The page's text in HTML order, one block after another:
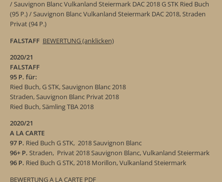
/Sauvignon Blanc Vulkanland Steiermark DAC 2018G STK Ried Buch
(95 P.) /Sauvignon Blanc Vulkanland Steiermark DAC 2018,Straden
Privat (94 P.)
FALSTAFF BEWERTUNG (anklicken)
2020/21
FALSTAFF
95 P. für:
Ried Buch, G STK, Sauvignon Blanc 2018
Straden, Sauvignon Blanc Privat 2018
Ried Buch, Sämling TBA 2018
2020/21
A LA CARTE
97 P. Ried Buch G STK, 2018 Sauvignon Blanc
96+ P. Straden, Privat 2018 Sauvignon Blanc, Vulkanland Steiermark
96 P. Ried Buch G STK, 2018 Morillon, Vulkanland Steiermark
BEWERTUNG A LA CARTE PDF